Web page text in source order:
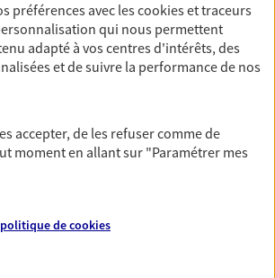
Entreprise
et en sérénité avec votre
entreprise. Un contrat
vos locaux, matériels pro,
Entreprise
préférences avec lescookies et traceurs
qui nous permettent
adapté à vos centres d'intérêts, des
et de suivre la performance de nos
accepter, de les refuser comme de
moment en allant sur "Paramétrer mes
decookies